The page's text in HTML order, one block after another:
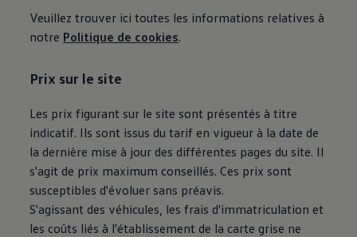
Garantie et financement
-> Informations utiles
-> Action de rappel des moteurs diesel EA189
-> Garantie
-> Mises à jour logicielles
ID. Mise à jour du logiciel
Mise à jour GPS
Mises à jour logicielles pour véhicules
-> Rappel de sécurité des airbags Takata
-> Payez votre parking
Innovations Volkswagen
Veuillez trouver ici toutes les informations relatives à
notre Politique de cookies.
Prix sur le site
Les prix figurant sur le site sont présentés à titre
indicatif. Ils sont issus du tarif en vigueur à la date de
la dernière mise à jour des différentes pages du site. Il
s'agit de prix maximum conseillés. Ces prix sont
susceptibles d'évoluer sans préavis.
S'agissant des véhicules, les frais d'immatriculation et
les coûts liés à l'établissement de la carte grise ne